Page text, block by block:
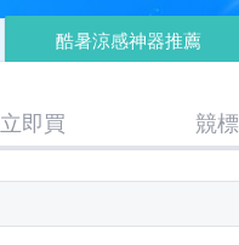
酷暑涼感神器推薦
立即買 競標